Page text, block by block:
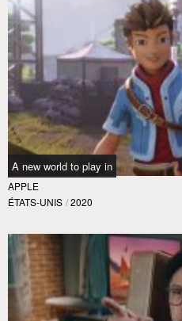
A new world to play in
APPLE
ÉTATS-UNIS / 2020